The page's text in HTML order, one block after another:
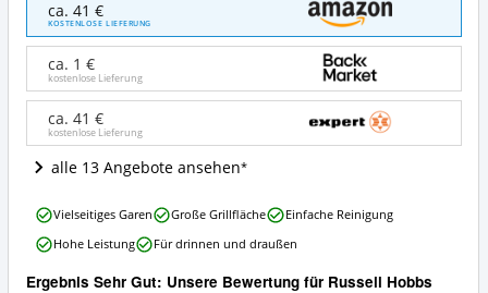
Hobbs
17888-
Paninigrill
3-
Cook@Home
Angebote:
ist
dieser
Kontaktgrill
erhältlich?
ca. 41 €
KOSTENLOSE LIEFERUNG
ca. 1 €
kostenlose Lieferung
ca. 41 €
kostenlose Lieferung
alle 13 Angebote ansehen
Ergebnis Sehr Gut: Unsere Bewertung für Russell Hobbs
Russell
Hobbs
17888-
Vielseitiges Garen Große Grillfläche
Einfache Reinigung
Hohe Leistung
Für drinnen und draußen